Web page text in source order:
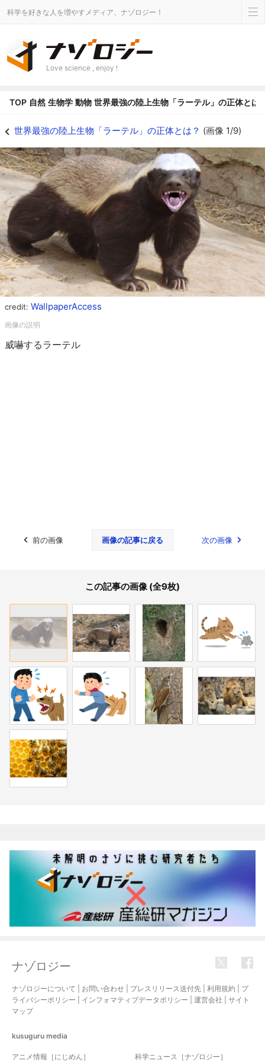
科学を好きな人を増やすメディア、ナゾロジー！
Love science , enjoy !
TOP 自然 生物学 動物 世界最強の陸上生物「ラーテル」の正体とは
世界最強の陸上生物「ラーテル」の正体とは？ (画像 1/9)
credit: WallpaperAccess
威嚇するラーテル
前の画像 画像の記事に戻る 次の画像
この記事の画像 (全9枚)
ナゾロジー
ナゾロジーについて お問い合わせ プレスリリース送付先 利用規約
プ
ライバシーポリシー
インフォマティブデータポリシー 運営会社
サイト
マップ
kusuguru media
アニメ情報［にじめん］ 科学ニュース［ナゾロジー］